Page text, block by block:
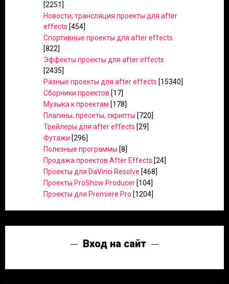
[2251]
Новости, трансляция проекты для after
effects [454]
Спортивные проекты для after effects
[822]
Эффекты проекты для after effects
[2435]
Разные проекты для after effects [15340]
Сборники проектов [17]
Музыка к проектам [178]
Плагины, пресеты, скрипты [720]
Трейлеры для after effects [29]
Футажи [296]
Полезные программы [8]
Продажа проектов After Effects [24]
Проекты для DaVinci Resolve [468]
Проекты ProShow Producer [104]
Проекты для Premiere Pro [1204]
Вход на сайт